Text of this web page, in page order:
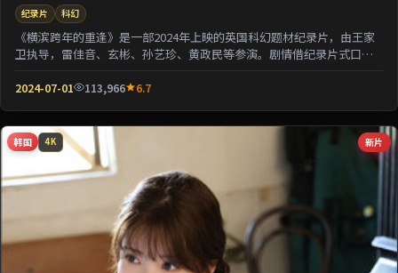
纪录片 科幻
《横滨跨年的重逢》是一部2024年上映的英国科幻题材纪录片，由王家
卫执导，雷佳音、玄彬、孙艺珍、黄政民等参演。剧情借纪录片式口吻
2024-07-01 113,966 6.7
新片
韩国 4K